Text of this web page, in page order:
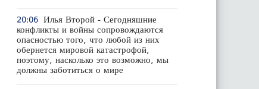
20:06 Илья Второй - Сегодняшние
конфликты и войны сопровождаются
опасностью того, что любой из них
обернется мировой катастрофой,
поэтому, насколько это возможно, мы
должны заботиться о мире